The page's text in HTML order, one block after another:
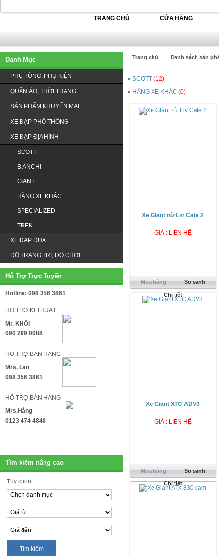
TRANG CHỦ CỬA HÀNG
Trang chủ Danh sách sản
SCOTT (12)
HÃNG XE KHÁC (0)
Xe GIant nữ Liv Cate 2
GIÁ : LIÊN HỆ
Mua hàng So sánh
Chi tiết
Xe Giant XTC ADV3
GIÁ : LIÊN HỆ
Mua hàng So sánh
Chi tiết
Danh Mục
PHỤ TÙNG, PHỤ KIỆN
QUẦN ÁO, THỜI TRANG
SẢN PHẨM KHUYẾN MẠI
XE ĐẠP PHỔ THÔNG
XE ĐẠP ĐỊA HÌNH
SCOTT
BIANCHI
GIANT
HÃNG XE KHÁC
SPECIALIZED
TREK
XE ĐẠP ĐUA
ĐỒ TRANG TRÍ, ĐỒ CHƠI
Hỗ Trợ Trực Tuyến
Hotline: 098 356 3861
HỖ TRỢ KĨ THUẬT
Mr. KHÔI
090 209 0088
HỖ TRỢ BÁN HÀNG
Mrs. Lan
098 356 3861
HỖ TRỢ BÁN HÀNG
Mrs.Hằng
0123 474 4848
Tìm kiếm nâng cao
Tùy chọn